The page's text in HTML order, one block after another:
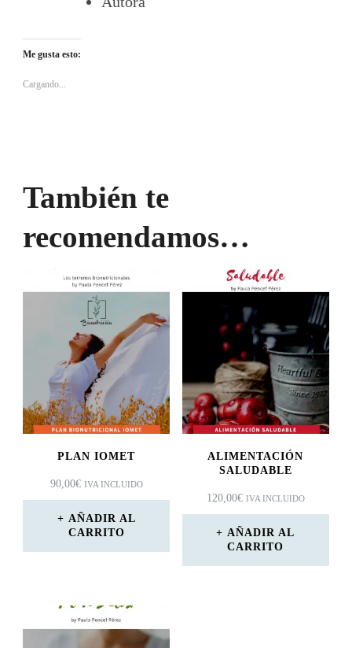
Me gusta esto:
Cargando...
También te
recomendamos…
PLAN IOMET
90,00€ IVA INCLUIDO
AÑADIR AL
CARRITO
ALIMENTACIÓN
SALUDABLE
120,00€ IVA INCLUIDO
AÑADIR AL
CARRITO